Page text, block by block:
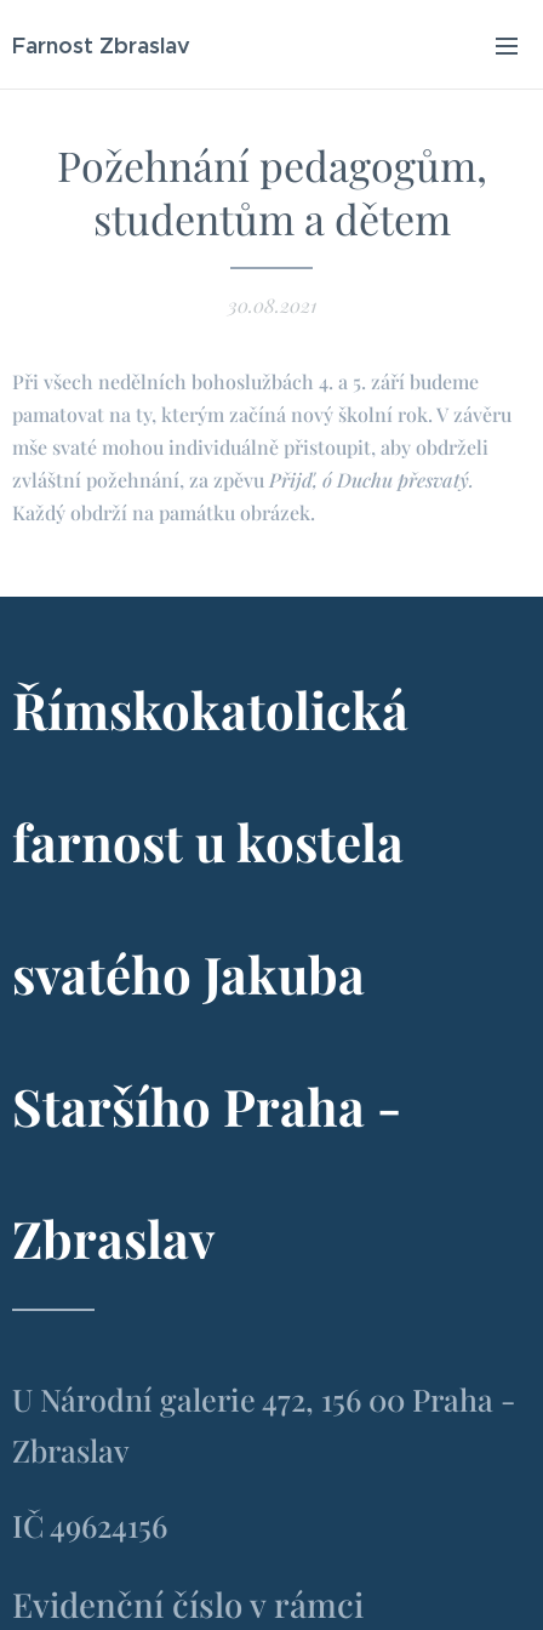
Farnost Zbraslav
Požehnání pedagogům,
studentům a dětem
30.08.2021
Při všech nedělních bohoslužbách 4. a 5. září budeme
pamatovat na ty, kterým začíná nový školní rok. V závěru
mše svaté mohou individuálně přistoupit, aby obdrželi
zvláštní požehnání, za zpěvu Přijď, ó Duchu přesvatý.
Každý obdrží na památku obrázek.
Římskokatolická
farnost u kostela
svatého Jakuba
Staršího Praha -
Zbraslav
U Národní galerie 472, 156 00 Praha -
Zbraslav
IČ 49624156
Evidenční číslo v rámci